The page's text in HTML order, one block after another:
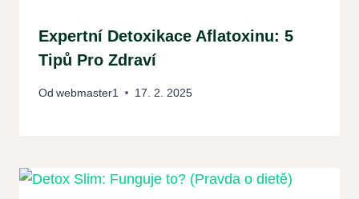
Expertní Detoxikace Aflatoxinu: 5
Tipů Pro Zdraví
Od webmaster1 17. 2. 2025